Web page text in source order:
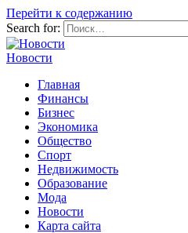
Перейти к содержанию
Search for:
Новости
Главная
Финансы
Бизнес
Экономика
Общество
Спорт
Недвижимость
Образование
Мода
Новости
Карта сайта